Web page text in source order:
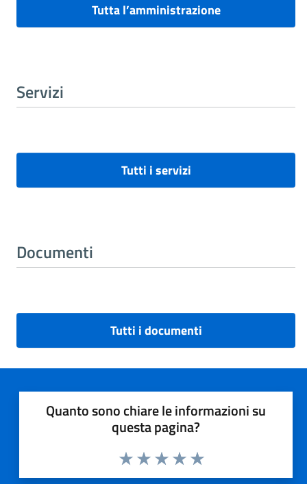
Tutta l’amministrazione
Servizi
Tutti i servizi
Documenti
Tutti i documenti
Quanto sono chiare le informazioni su
questa pagina?
Valuta 5 stelle su 5
Valuta 4 stelle su 5
Valuta 3 stelle su 5
Valuta 2 stelle su 5
Valuta 1 stelle su 5